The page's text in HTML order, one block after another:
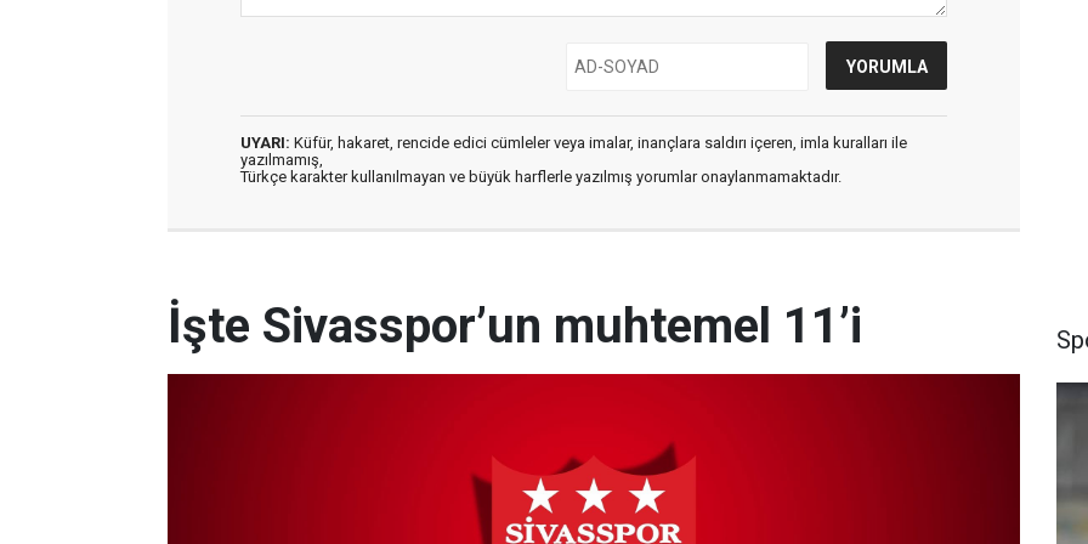
UYARI: Küfür, hakaret, rencide edici cümleler veya imalar, inançlara saldırı içeren, imla kuralları ile
yazılmamış,
Türkçe karakter kullanılmayan ve büyük harflerle yazılmış yorumlar onaylanmamaktadır.
İşte Sivasspor’un muhtemel 11’i